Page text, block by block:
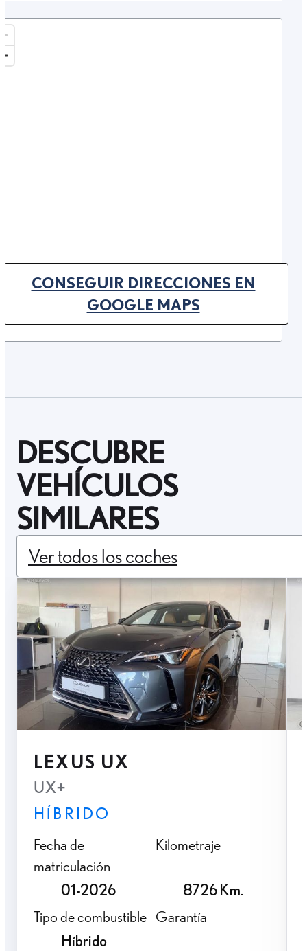
CONSEGUIR DIRECCIONES EN
GOOGLE MAPS(OPENS IN NEW TAB)
DESCUBRE
VEHÍCULOS
SIMILARES
Ver todos los coches
LEXUS UX
UX+
HÍBRIDO
Fecha de
matriculación
01-2026
Kilometraje
8726 Km.
Tipo de combustible
Híbrido
Garantía